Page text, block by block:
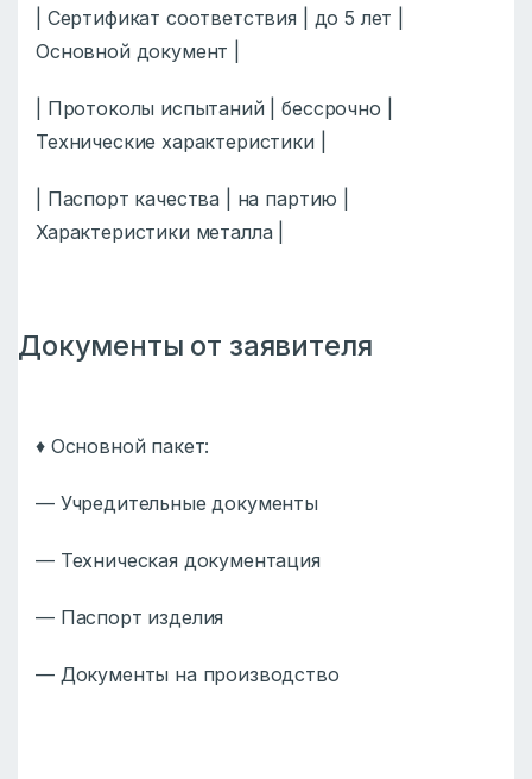
| Сертификат соответствия | до 5 лет |
Основной документ |
| Протоколы испытаний | бессрочно |
Технические характеристики |
| Паспорт качества | на партию |
Характеристики металла |
Документы от заявителя
♦️ Основной пакет:
— Учредительные документы
— Техническая документация
— Паспорт изделия
— Документы на производство